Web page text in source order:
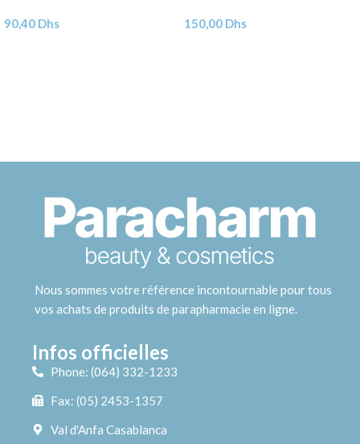
90,40 Dhs 150,00 Dhs
Nous sommes votre référence incontournable pour tous
vos achats de produits de parapharmacie en ligne.
Infos officielles
Phone: (064) 332-1233
Fax: (05) 2453-1357
Val d'Anfa Casablanca